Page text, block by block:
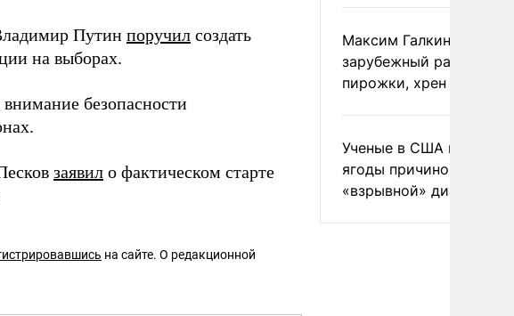
Путин поручил создать
на выборах.
безопасности
заявил о фактическом старте
на сайте. О редакционной
Максим Галкин
зарубежный райдер
пирожки, хрен и морс
Ученые в США назвали
ягоды причиной
«взрывной» диареи